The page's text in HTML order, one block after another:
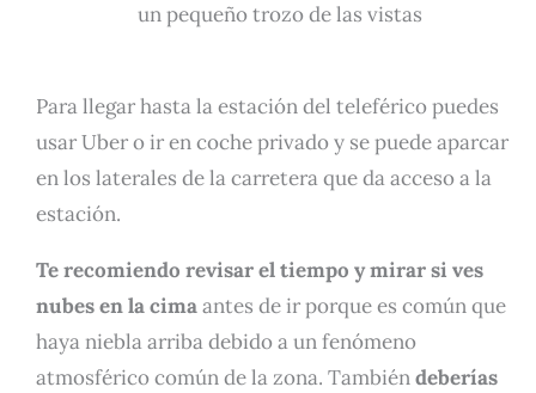
un pequeño trozo de las vistas
Para llegar hasta la estación del teleférico puedes
usar Uber o ir en coche privado y se puede aparcar
en los laterales de la carretera que da acceso a la
estación.
Te recomiendo revisar el tiempo y mirar si ves
nubes en la cimaantes de ir porque es común que
haya niebla arriba debido a un fenómeno
atmosférico común de la zona. Tambiéndeberías